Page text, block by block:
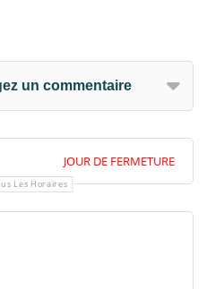
un commentaire
JOUR DE FERMETURE
Les Horaires